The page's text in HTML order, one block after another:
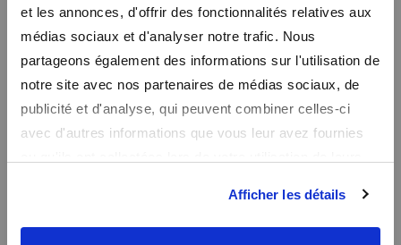
et les annonces, d'offrir des fonctionnalités relatives aux
médias sociaux et d'analyser notre trafic. Nous
partageons également des informations sur l'utilisation de
notre site avec nos partenaires de médias sociaux, de
publicité et d'analyse, qui peuvent combiner celles-ci
avec d'autres informations que vous leur avez fournies
Afficher les détails
Jeans da lavoro stretch
Fibreflex® straight fit
WORK1
44,99€
Jeans da lavoro stretch
Fibreflex® straight fit
WORK9
44,99€